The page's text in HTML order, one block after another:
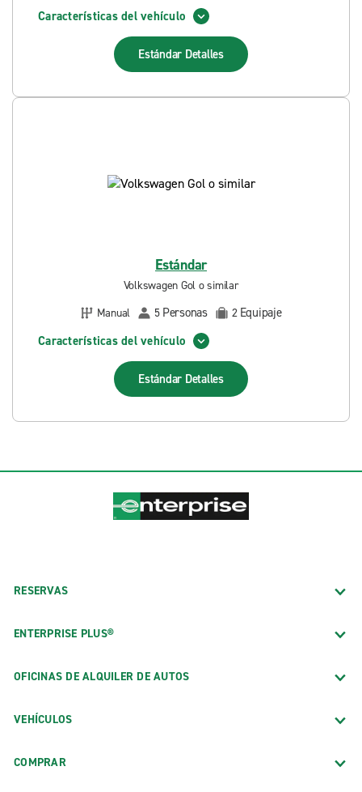
Características del vehículo
Estándar Detalles
Estándar
Volkswagen Gol o similar
Manual
5 Personas 2 Equipaje
Características del vehículo
Estándar Detalles
RESERVAS
ENTERPRISE PLUS®
OFICINAS DE ALQUILER DE AUTOS
VEHÍCULOS
COMPRAR